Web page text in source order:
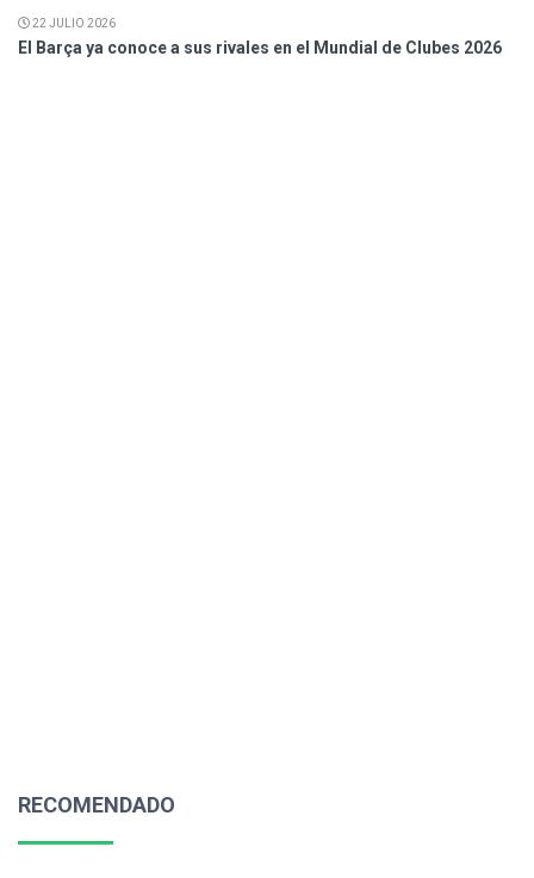
22 JULIO 2026
El Barça ya conoce a sus rivales en el Mundial de Clubes 2026
RECOMENDADO